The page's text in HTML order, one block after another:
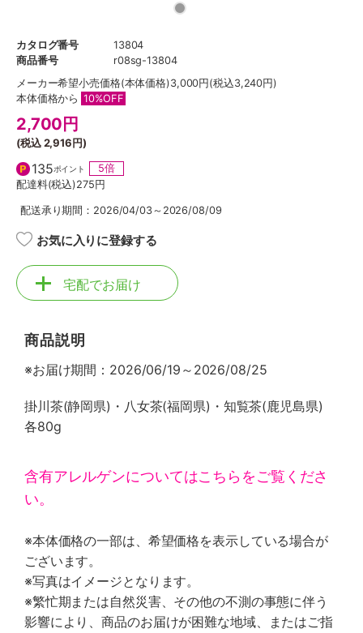
カタログ番号
13804
商品番号
r08sg-13804
メーカー希望小売価格(本体価格)3,000円(税込3,240円)
本体価格から 10%OFF
2,700 円
(税込2,916円)
135ポイント
5倍
配達料(税込)275円
配送承り期間：2026/04/03～2026/08/09
お気に入りに登録する
宅配でお届け
商品説明
※お届け期間：2026/06/19～2026/08/25
掛川茶(静岡県)・八女茶(福岡県)・知覧茶(鹿児島県)
各80g
含有アレルゲンについてはこちらをご覧くださ
い。
※本体価格の一部は、希望価格を表示している場合が
ございます。
※写真はイメージとなります。
※繁忙期または自然災害、その他の不測の事態に伴う
影響により、商品のお届けが困難な地域、またはご指